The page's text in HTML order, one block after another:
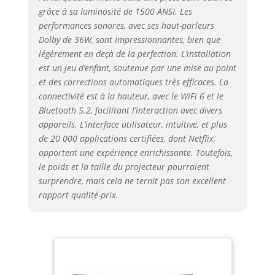
naturel et plus ouvert.Le diaphragme
Dolby est fixé de chaque côté du
projecteur video, sa technologie de
résonance produit un son riche en
nuances avec une large dynamique,
qu'il s'agisse du rugissement d'une
explosion dans un film, d'un
dialogue délicat ou d'une mélodie
mélodieuse lors d'un concert, le son
est parfaitement reproduit, créant
un champ stéréo enveloppant 3D 💖
【Compatible avec Netflix, APPs
Intégrées Massives】Le
videoprojecteur plein jour peut en
un clic accéder à des apps de
streaming telles que
seul clic, disponibles sans clé HDMI
grâce à sa luminosité de 1500 ANSI. Les
performances sonores, avec ses haut-parleurs
Dolby de 36W, sont impressionnantes, bien que
légèrement en deçà de la perfection. L’installation
est un jeu d’enfant, soutenue par une mise au point
et des corrections automatiques très efficaces. La
connectivité est à la hauteur, avec le WiFi 6 et le
Bluetooth 5.2, facilitant l’interaction avec divers
appareils. L’interface utilisateur, intuitive, et plus
de 20 000 applications certifiées, dont Netflix,
apportent une expérience enrichissante. Toutefois,
le poids et la taille du projecteur pourraient
surprendre, mais cela ne ternit pas son excellent
rapport qualité-prix.